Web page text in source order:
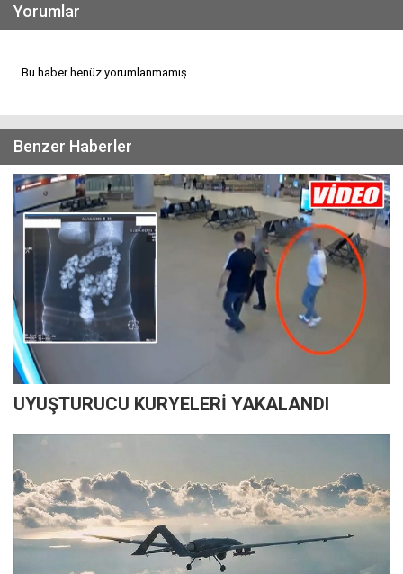
Yorumlar
Bu haber henüz yorumlanmamış...
Benzer Haberler
UYUŞTURUCU KURYELERİ YAKALANDI